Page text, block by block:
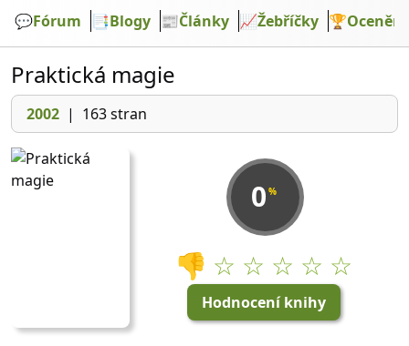
💬️Fórum 📑Blogy 📰Články 📈Žebříčky 🏆Ocenění
Praktická magie
2002 | 163 stran
0 %
👎 ☆ ☆ ☆ ☆ ☆
Hodnocení knihy